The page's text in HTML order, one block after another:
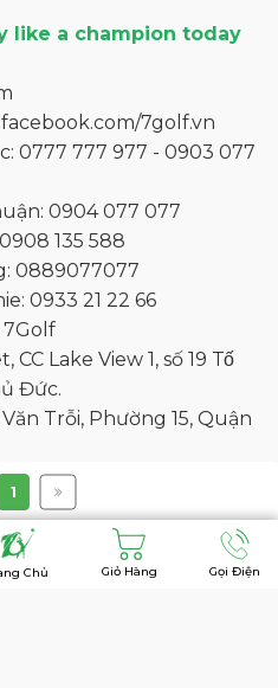
1
Lake View 1, số 19 Tố
Đức.
Trỗi, Phường 15, Quận
Đỗ Xuân Hợp, TP Thủ
Đảo Tuần Châu, TP
- 469 Trần Ngọc Lên,
Chủ Giỏ Hàng Gọi Điện